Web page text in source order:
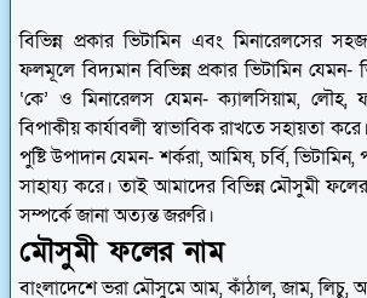
বিভিন্ন প্রকার ভিটামিন এবং মিনারেলসের
ফলমূলে বিদ্যমান বিভিন্ন প্রকার ভিটামিন যেমন-
‘কে’ ও মিনারেলস যেমন- ক্যালসিয়াম,
বিপাকীয় কার্যাবলী স্বাভাবিক রাখতে সহায়তা
পুষ্টি উপাদান যেমন- শর্করা, আমিষ, চর্বি,
সাহায্য করে। তাই আমাদের বিভিন্ন মৌসুমী
সম্পর্কে জানা অত্যন্ত জরুরি।
মৌসুমী ফলের নাম
বাংলাদেশে ভরা মৌসুমে আম, কাঁঠাল, জাম, লিচু,